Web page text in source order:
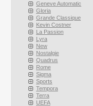
Geneve Automatic
Gloria
Grande Classique
Kevin Costner
La Passion
Lyra
New
Nostalgie
Quadrus
Rome
Sigma
Sports
Tempora
Terra
UEFA